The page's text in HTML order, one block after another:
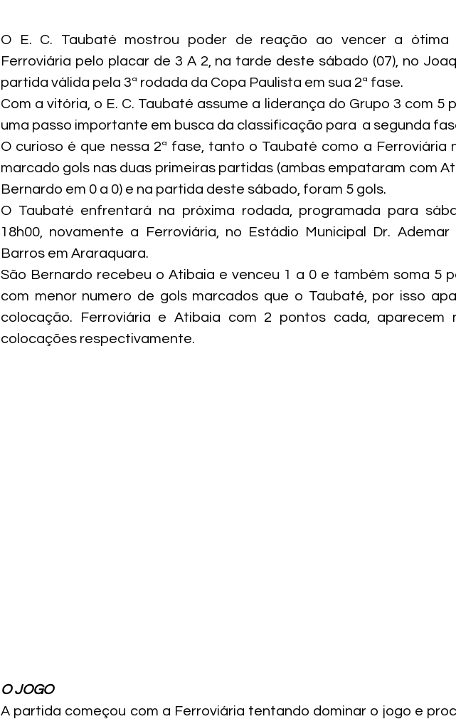
O E. C. Taubaté mostrou poder de reação ao vencer a ótima
Ferroviária pelo placar de 3 A 2, na tarde deste sábado (07), no
partida válida pela 3ª rodada da Copa Paulista em sua 2ª fase.
Com a vitória, o E. C. Taubaté assume a liderança do Grupo 3 com 5
uma passo importante em busca da classificação para  a segunda
O curioso é que nessa 2ª fase, tanto o Taubaté como a Ferroviária
marcado gols nas duas primeiras partidas (ambas empataram com
Bernardo em 0 a 0) e na partida deste sábado, foram 5 gols.
O Taubaté enfrentará na próxima rodada, programada para
18h00, novamente a Ferroviária, no Estádio Municipal Dr. Ademar
Barros em Araraquara.
São Bernardo recebeu o Atibaia e venceu 1 a 0 e também soma 5
com menor numero de gols marcados que o Taubaté, por isso
colocação. Ferroviária e Atibaia com 2 pontos cada, aparecem
colocações respectivamente.
O JOGO
A partida começou com a Ferroviária tentando dominar o jogo e